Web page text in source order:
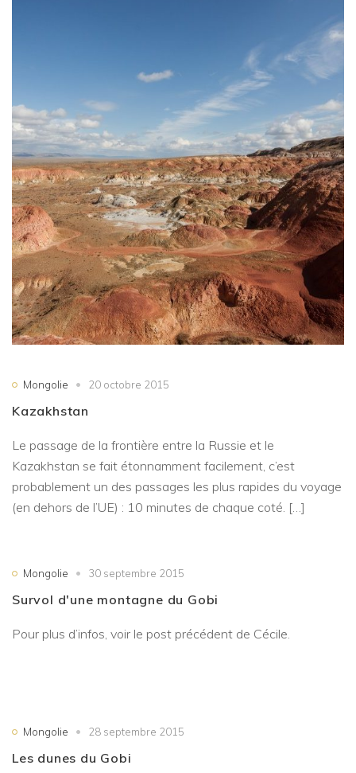
Mongolie 20 octobre 2015
Kazakhstan
Le passage de la frontière entre la Russie et le
Kazakhstan se fait étonnamment facilement, c’est
probablement un des passages les plus rapides du voyage
(en dehors de l’UE) : 10 minutes de chaque coté. […]
Mongolie 30 septembre 2015
Survol d'une montagne du Gobi
Pour plus d’infos, voir le post précédent de Cécile.
Mongolie 28 septembre 2015
Les dunes du Gobi